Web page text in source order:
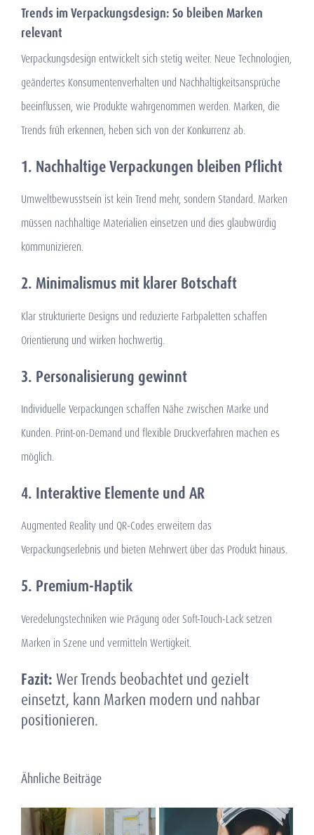
Trends im Verpackungsdesign: So bleiben Marken
relevant
Verpackungsdesign entwickelt sich stetig weiter. Neue Technologien,
geändertes Konsumentenverhalten und Nachhaltigkeitsansprüche
beeinflussen, wie Produkte wahrgenommen werden. Marken, die
Trends früh erkennen, heben sich von der Konkurrenz ab.
1. Nachhaltige Verpackungen bleiben Pflicht
Umweltbewusstsein ist kein Trend mehr, sondern Standard. Marken
müssen nachhaltige Materialien einsetzen und dies glaubwürdig
kommunizieren.
2. Minimalismus mit klarer Botschaft
Klar strukturierte Designs und reduzierte Farbpaletten schaffen
Orientierung und wirken hochwertig.
3. Personalisierung gewinnt
Individuelle Verpackungen schaffen Nähe zwischen Marke und
Kunden. Print-on-Demand und flexible Druckverfahren machen es
möglich.
4. Interaktive Elemente und AR
Augmented Reality und QR-Codes erweitern das
Verpackungserlebnis und bieten Mehrwert über das Produkt hinaus.
5. Premium-Haptik
Veredelungstechniken wie Prägung oder Soft-Touch-Lack setzen
Marken in Szene und vermitteln Wertigkeit.
Fazit: Wer Trends beobachtet und gezielt
einsetzt, kann Marken modern und nahbar
positionieren.
Ähnliche Beiträge